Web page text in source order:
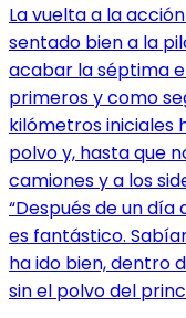
La vuelta a la
sentado bien a la
acabar la séptima
primeros y como
kilómetros iniciales
polvo y, hasta que
camiones y a los
“Después de un
es fantástico.
ha ido bien, dentro
sin el polvo del